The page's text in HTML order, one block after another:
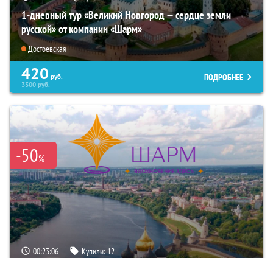
1-дневный тур «Великий Новгород — сердце земли
русской» от компании «Шарм»
Достоевская
420 руб.
3300руб.
ПОДРОБНЕЕ
-50%
00:23:04 Купили:12